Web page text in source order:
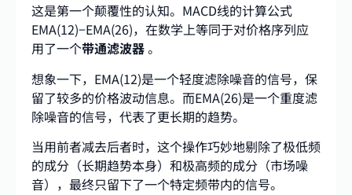
这是第一个颠覆性的认知。MACD线的计算公式
EMA(12)−EMA(26)，在数学上等同于对价格序列应
用了一个带通滤波器。
想象一下，EMA(12)是一个轻度滤除噪音的信号，保
留了较多的价格波动信息。而EMA(26)是一个重度滤
除噪音的信号，代表了更长期的趋势。
当用前者减去后者时，这个操作巧妙地剔除了极低频
的成分（长期趋势本身）和极高频的成分（市场噪
音），最终只留下了一个特定频带内的信号。